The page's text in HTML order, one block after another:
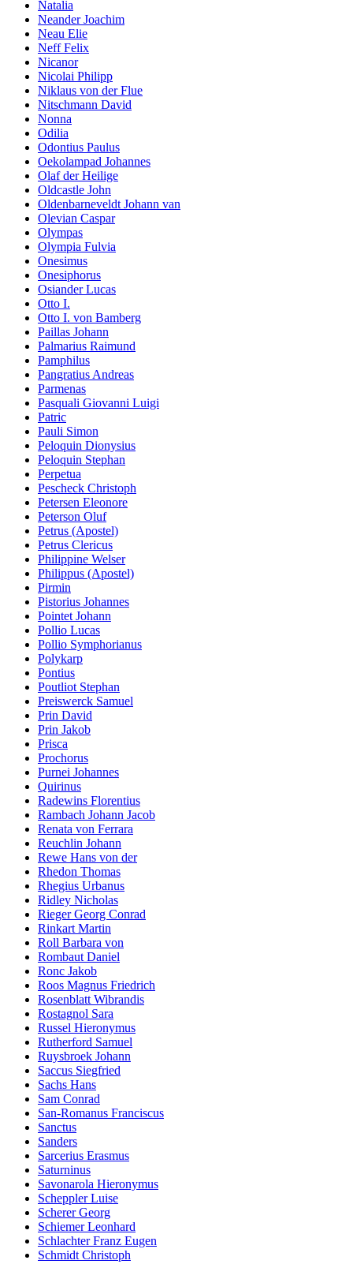
Natalia
Neander Joachim
Neau Elie
Neff Felix
Nicanor
Nicolai Philipp
Niklaus von der Flue
Nitschmann David
Nonna
Odilia
Odontius Paulus
Oekolampad Johannes
Olaf der Heilige
Oldcastle John
Oldenbarneveldt Johann van
Olevian Caspar
Olympas
Olympia Fulvia
Onesimus
Onesiphorus
Osiander Lucas
Otto I.
Otto I. von Bamberg
Paillas Johann
Palmarius Raimund
Pamphilus
Pangratius Andreas
Parmenas
Pasquali Giovanni Luigi
Patric
Pauli Simon
Peloquin Dionysius
Peloquin Stephan
Perpetua
Pescheck Christoph
Petersen Eleonore
Peterson Oluf
Petrus (Apostel)
Petrus Clericus
Philippine Welser
Philippus (Apostel)
Pirmin
Pistorius Johannes
Pointet Johann
Pollio Lucas
Pollio Symphorianus
Polykarp
Pontius
Poutliot Stephan
Preiswerck Samuel
Prin David
Prin Jakob
Prisca
Prochorus
Purnei Johannes
Quirinus
Radewins Florentius
Rambach Johann Jacob
Renata von Ferrara
Reuchlin Johann
Rewe Hans von der
Rhedon Thomas
Rhegius Urbanus
Ridley Nicholas
Rieger Georg Conrad
Rinkart Martin
Roll Barbara von
Rombaut Daniel
Ronc Jakob
Roos Magnus Friedrich
Rosenblatt Wibrandis
Rostagnol Sara
Russel Hieronymus
Rutherford Samuel
Ruysbroek Johann
Saccus Siegfried
Sachs Hans
Sam Conrad
San-Romanus Franciscus
Sanctus
Sanders
Sarcerius Erasmus
Saturninus
Savonarola Hieronymus
Scheppler Luise
Scherer Georg
Schiemer Leonhard
Schlachter Franz Eugen
Schmidt Christoph